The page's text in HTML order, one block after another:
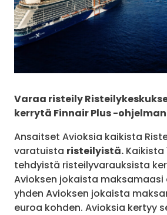
Varaa risteily
kerrytä Finnair Plus -
Ansaitset Avioksia kaikista
varatuista risteilyistä. Kaikista
tehdyistä risteilyvarauksista
Avioksen jokaista maksamaasi
yhden Avioksen jokaista
euroa kohden. Avioksia kertyy